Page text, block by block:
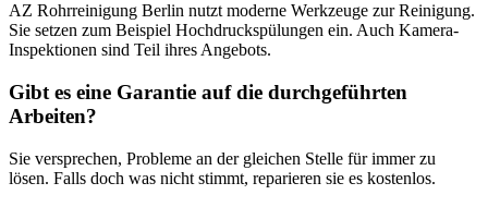
AZ Rohrreinigung Berlin nutzt moderne Werkzeuge zur Reinigung.
Sie setzen zum Beispiel Hochdruckspülungen ein. Auch Kamera-
Inspektionen sind Teil ihres Angebots.
Gibt es eine Garantie auf die durchgeführten
Arbeiten?
Sie versprechen, Probleme an der gleichen Stelle für immer zu
lösen. Falls doch was nicht stimmt, reparieren sie es kostenlos.